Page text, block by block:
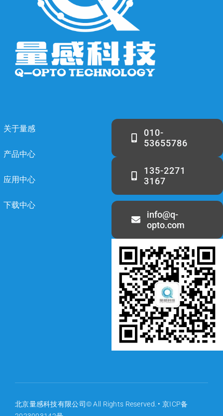
关于量感
产品中心
应用中心
下载中心
010-
53655786
135-2271
3167
info@q-
opto.com
北京量感科技有限公司© All Rights Reserved. • 京ICP备